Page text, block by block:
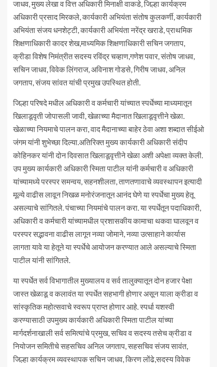
जाधव, मुख्य लेखा व वित्त अधिकारी मिनाक्षी वाकडे, जिल्हा कार्यक्रम
अधिकारी प्रसाद मिरकले, कार्यकारी अभियंता संतोष कुलकर्णी, कार्यकारी
अभियंता संजय धनशेट्टी, कार्यकारी अभियंता नरेंद्र खराडे, प्राथमिक
शिक्षणाधिकारी कादर शेख,माध्यमिक शिक्षणाधिकारी सचिन जगताप,
क्रीडा विशेष निमंत्रीत सदस्य रविंद्र चव्हाण,गणेश पवार, संतोष जाधव,
सचिन जाधव, विवेक लिंगराज, अविनाश गोडसे, गिरीष जाधव, अनिल
जगताप, संजय सांवत यांची प्रमुख उपस्थित होती.
जिल्हा परिषदे मधील अधिकारी व कर्मचारी यांच्यात स्पर्धेच्या माध्यमातून
खिलाडूवृती जोपासली जावी, खेळाच्या मैदानात खिलाडूवृत्तीने खेळा.
खेळाच्या नियमाचे पालन करा, वाद मैदानाच्या बाहेर ठेवा अशा शब्दात सीईओ
जंगम यांनी शुभेच्छा दिल्या.अतिरिक्त मुख्य कार्यकारी अधिकारी संदीप
कोहिनकर यांनी दोन दिवसात खिलाडूवृत्तीने खेळा अशी अपेक्षा व्यक्त केली.
उप मुख्य कार्यकारी अधिकारी स्मिता पाटील यांनी कर्मचारी व अधिकारी
यांच्यामध्ये परस्पर समन्वय, सहनशीलता, ताणतणावाचे व्यवस्थापन इत्यादी
मूल्ये वाढीस लावून निखळ मनोरंजनातून आनंद घेणे या स्पर्धेचा मुख्य हेतू
असल्याचे सांगितले. पंचाच्या नियमांचे पालन करा. या स्पर्धेतून पदाधिकारी,
अधिकारी व कर्मचारी यांच्यामधील प्रशासकीय कामाचा थकवा घालवून व
परस्पर सद्भावना वाढीस लागून नव्या जोमाने, नव्या उत्साहाने कार्यास
लागता यावे या हेतूने या स्पर्धेचे आयोजन करण्यात आले असल्याचे स्मिता
पाटील यांनी सांगितले.
या स्पर्धेत सर्व विभागातील मुख्यालय व सर्व तालुक्यातून दोन हजार पेक्षा
जास्त खेळाडू व कलावंत या स्पर्धेत सहभागी होणार असून याला क्रीडा व
सांस्कृतिक महोत्सवाचे स्वरूप प्राप्त होणार आहे. स्पर्धा यशस्वी
करण्यासाठी उपमुख्य कार्यकारी अधिकारी स्मिता पाटील यांच्या
मार्गदर्शनाखाली सर्व समित्यांचे प्रमुख, सचिव व सदस्य तसेच क्रीडा व
नियोजन समितीचे सहसचिव अनिल जगताप, सहसचिव संजय सावंत,
जिल्हा कार्यक्रम व्यवस्थापक सचिन जाधव, किरण लोंढे,सदस्य विवेक